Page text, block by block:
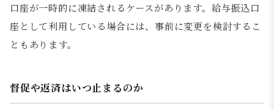
口座が一時的に凍結されるケースがあります。給与振込口
座として利用している場合には、事前に変更を検討するこ
ともあります。
督促や返済はいつ止まるのか